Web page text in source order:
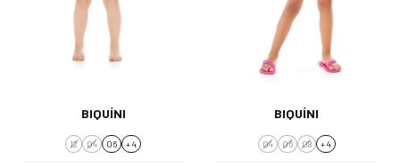
BIQUÍNI
12 04 06 + 4
BIQUÍNI
04 06 08 + 4